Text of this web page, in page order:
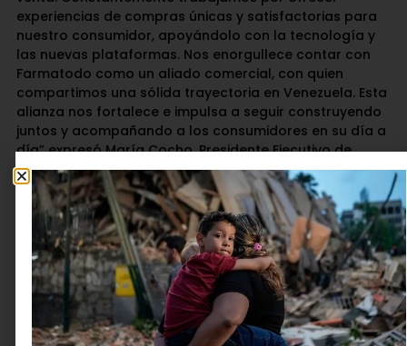
experiencias de compras únicas y satisfactorias para
nuestro consumidor, apoyándolo con la tecnología y
las nuevas plataformas. Nos enorgullece contar con
Farmatodo como un aliado comercial, con quien
compartimos una sólida trayectoria en Venezuela. Esta
alianza nos fortalece e impulsa a seguir construyendo
juntos y acompañando a los consumidores en su día a
día” expresó María Cocho, Presidente Ejecutivo de
Nestlé Venezuela.
Para más información acerca de nuestras iniciativas y
productos, visita la página web oficial de Nestlé
Venezuelawww.nestle.com.vey sigue las redes sociales
@nestlecontigo.
Deja una respuesta
Tu dirección de correo electrónico no será publicada.